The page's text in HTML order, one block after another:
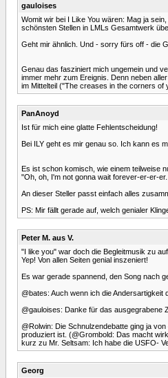
gauloises
Womit wir bei I Like You wären: Mag ja
schönsten Stellen in LMLs Gesamtwerk
Geht mir ähnlich. Und - sorry fürs off - die
Genau das fasziniert mich ungemein und
immer mehr zum Ereignis. Denn neben
im Mittelteil ("The creases in the corners of
PanAnoyd
Ist für mich eine glatte Fehlentscheidung!
Bei ILY geht es mir genau so. Ich kann es
Es ist schon komisch, wie einem teilweise
"Oh, oh, I'm not gonna wait forever-er-er-
An dieser Steller passt einfach alles
PS: Mir fällt gerade auf, welch genialer
Peter M. aus V.
"I like you" war doch die Begleitmusik zu
Yep! Von allen Seiten genial inszeniert!
Es war gerade spannend, den Song nach
@bates: Auch wenn ich die
@gauloises: Danke für das ausgegrabene
@Rolwin: Die Schnulzendebatte ging ja
produziert ist. (@Grombold: Das macht
kurz zu Mr. Seltsam: Ich habe die USFO-
Georg